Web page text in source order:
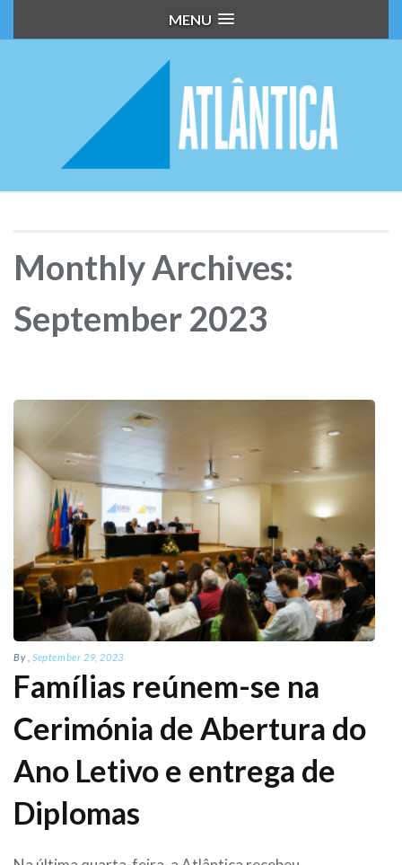
MENU
Monthly Archives:
September 2023
By ,September 29, 2023
Famílias reúnem-se na
Cerimónia de Abertura do
Ano Letivo e entrega de
Diplomas